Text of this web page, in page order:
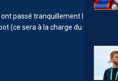
ont passé tranquillement la
(ce sera à la charge du